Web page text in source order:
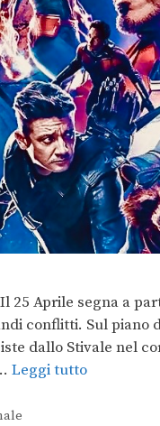
25 Aprile segna a
conflitti. Sul piano
dallo Stivale nel
Leggi tutto